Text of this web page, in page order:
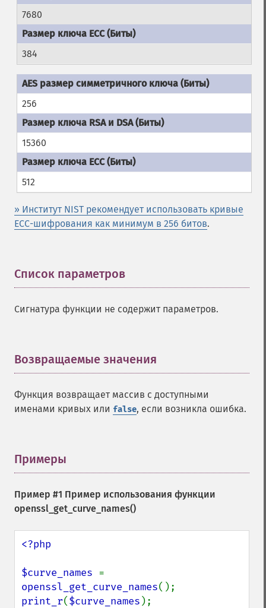
7680
384
256
15360
512
» Институт NIST рекомендует использовать кривые
ECC-шифрования как минимум в 256 битов.
Список параметров
Сигнатура функции не содержит параметров.
Возвращаемые значения
Функция возвращает массив с доступными
именами кривых или false, если возникла ошибка.
Примеры
Пример #1 Пример использования функции
openssl_get_curve_names()
<?php
$curve_names
openssl_get_curve_names
print_r($curve_names );